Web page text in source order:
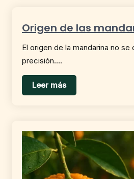
Origen de las
El origen de la mandarina no
precisión….
Leer más